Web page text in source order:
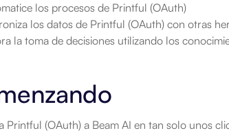
los procesos de Printful (OAuth)
los datos de Printful (OAuth) con otras
la toma de decisiones utilizando los
Printful (OAuth) a Beam AI en tan solo unos